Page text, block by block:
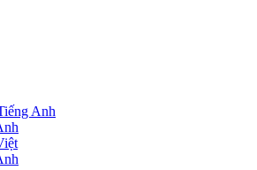
Anh